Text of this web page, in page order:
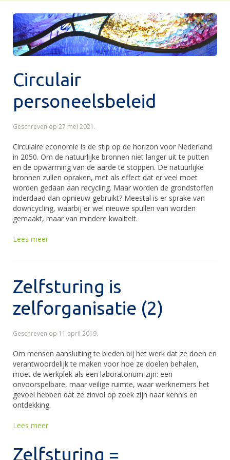
Circulair
personeelsbeleid
Geschreven op 27 mei 2021 .
Circulaire economie is de stip op de horizon voor Nederland
in 2050. Om de natuurlijke bronnen niet langer uit te putten
en de opwarming van de aarde te stoppen. De natuurlijke
bronnen zullen opraken, met als effect dat er veel moet
worden gedaan aan recycling. Maar worden de grondstoffen
inderdaad dan opnieuw gebruikt? Meestal is er sprake van
downcycling, waarbij er wel nieuwe spullen van worden
gemaakt, maar van mindere kwaliteit.
Lees meer
Zelfsturing is
zelforganisatie (2)
Geschreven op 11 april 2019.
Om mensen aansluiting te bieden bij het werk dat ze doen en
verantwoordelijk te maken voor hoe ze doelen behalen,
moet de werkplek als een laboratorium zijn: een
onvoorspelbare, maar veilige ruimte, waar werknemers het
gevoel hebben dat ze zinvol op zoek zijn naar kennis en
ontdekking.
Lees meer
Zelfsturing =